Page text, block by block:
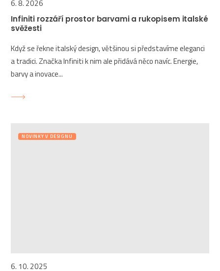
6. 8. 2026
Infiniti rozzáří prostor barvami a rukopisem italské
svěžesti
Když se řekne italský design, většinou si představíme eleganci
a tradici. Značka Infiniti k nim ale přidává něco navíc. Energie,
barvy a inovace...
NOVINKY V DESIGNU
6. 10. 2025